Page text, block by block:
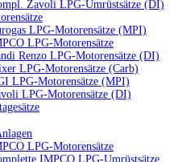
Zavoli LPG-Umrüstsätze (DI)
LPG-Motorensätze (MPI)
LPG-Motorensätze
Renzo LPG-Motorensätze (DI)
LPG-Motorensätze (Carb)
LPG-Motorensätze (MPI)
LPG-Motorensätze (DI)
LPG-Motorensätze
IMPCO LPG-Umrüstsätze